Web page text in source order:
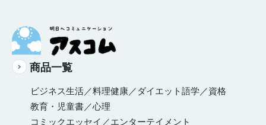
商品一覧
ビジネス生活／料理健康／ダイエット語学／資格
教育・児童書／心理
コミックエッセイ／エンターテイメント